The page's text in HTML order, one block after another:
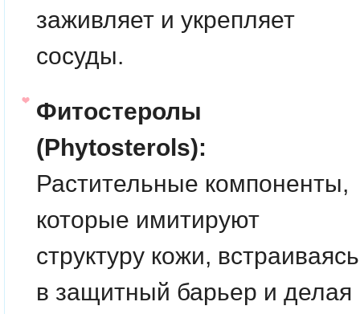
заживляет и укрепляет
сосуды.
Фитостеролы
(Phytosterols):
Растительные компоненты,
которые имитируют
структуру кожи, встраиваясь
в защитный барьер и делая